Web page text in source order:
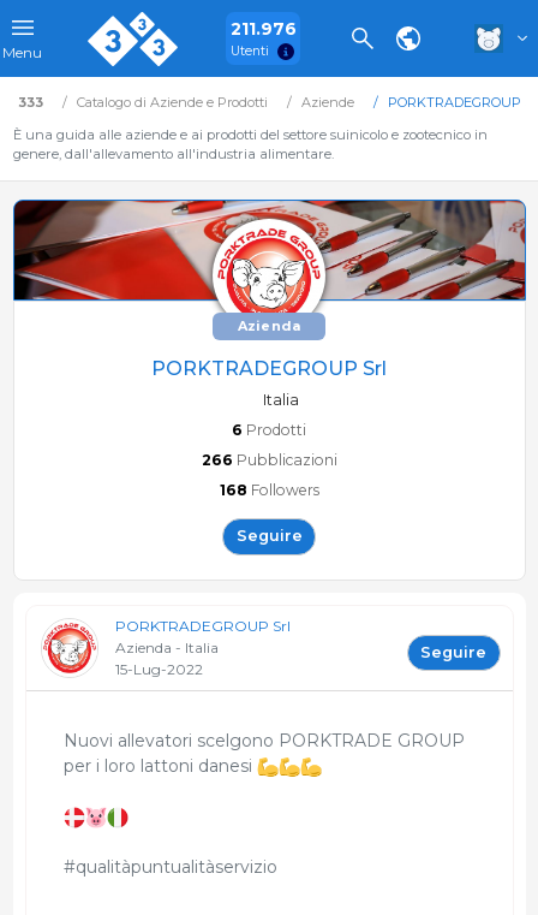
Menu
211.976
Utenti
333 Catalogo di Aziende e Prodotti Aziende
PORKTRADEGROUP
È una guida alle aziende e ai prodotti del settore suinicolo e zootecnico in
genere, dall'allevamento all'industria alimentare.
Azienda
PORKTRADEGROUP Srl
Italia
6 Prodotti
266 Pubblicazioni
168 Followers
Seguire
PORKTRADEGROUP Srl
Azienda - Italia
15-Lug-2022
Seguire
Nuovi allevatori scelgono PORKTRADE GROUP
per i loro lattoni danesi
#qualitàpuntualitàservizio